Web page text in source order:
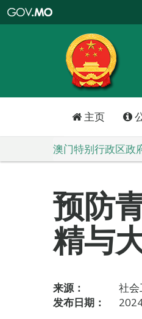
特
政
区
政
口
主页
澳门特别行政区政
预防
精与
来源：
社
发布日期：